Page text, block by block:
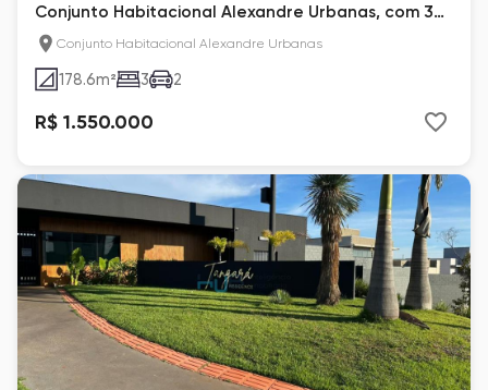
Conjunto Habitacional Alexandre Urbanas, com 3
quartos
Conjunto Habitacional Alexandre Urbanas
178.6m² 3 2
R$ 1.550.000